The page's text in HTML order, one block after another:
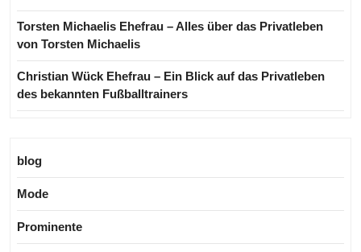
Torsten Michaelis Ehefrau – Alles über das Privatleben
von Torsten Michaelis
Christian Wück Ehefrau – Ein Blick auf das Privatleben
des bekannten Fußballtrainers
blog
Mode
Prominente